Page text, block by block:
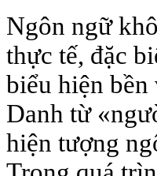
Ngôn ngữ
thực tế, đặc
biểu hiện
Danh từ
hiện tượng